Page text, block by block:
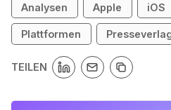
Analysen Apple iOS
Plattformen
TEILEN